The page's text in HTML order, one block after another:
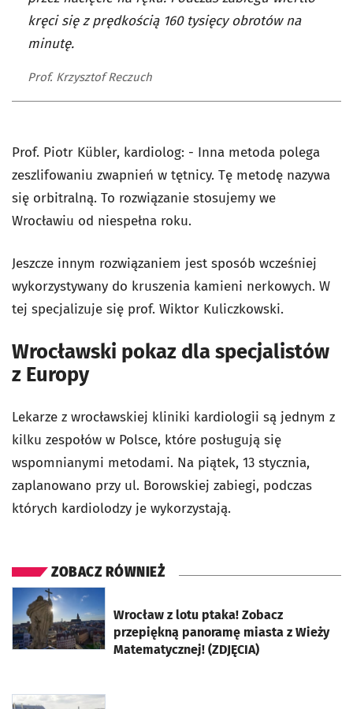
kręci się z prędkością 160 tysięcy obrotów na
minutę.
Prof. Krzysztof Reczuch
Prof. Piotr Kübler, kardiolog: - Inna metoda polega
zeszlifowaniu zwapnień w tętnicy. Tę metodę nazywa
się orbitralną. To rozwiązanie stosujemy we
Wrocławiu od niespełna roku.
Jeszcze innym rozwiązaniem jest sposób wcześniej
wykorzystywany do kruszenia kamieni nerkowych. W
tej specjalizuje się prof. Wiktor Kuliczkowski.
Wrocławski pokaz dla specjalistów
z Europy
Lekarze z wrocławskiej kliniki kardiologii są jednym z
kilku zespołów w Polsce, które posługują się
wspomnianymi metodami. Na piątek, 13 stycznia,
zaplanowano przy ul. Borowskiej zabiegi, podczas
których kardiolodzy je wykorzystają.
ZOBACZ RÓWNIEŻ
Wrocław z lotu ptaka! Zobacz
przepiękną panoramę miasta z Wieży
Matematycznej! (ZDJĘCIA)
otworzy się w nowej karcie
otworzy się w nowej karcie